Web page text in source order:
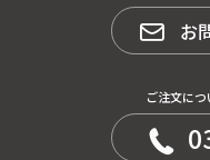
お
ご注文に